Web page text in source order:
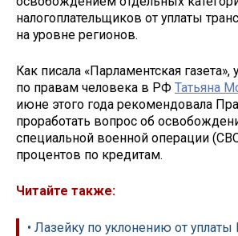
налогоплательщиков от уплаты
на уровне регионов.
Как писала «Парламентская
по правам человека в РФ Татьяна
июне этого года рекомендовала
проработать вопрос об
специальной военной операции
процентов по кредитам.
Читайте также:
• Лазейку по уклонению от